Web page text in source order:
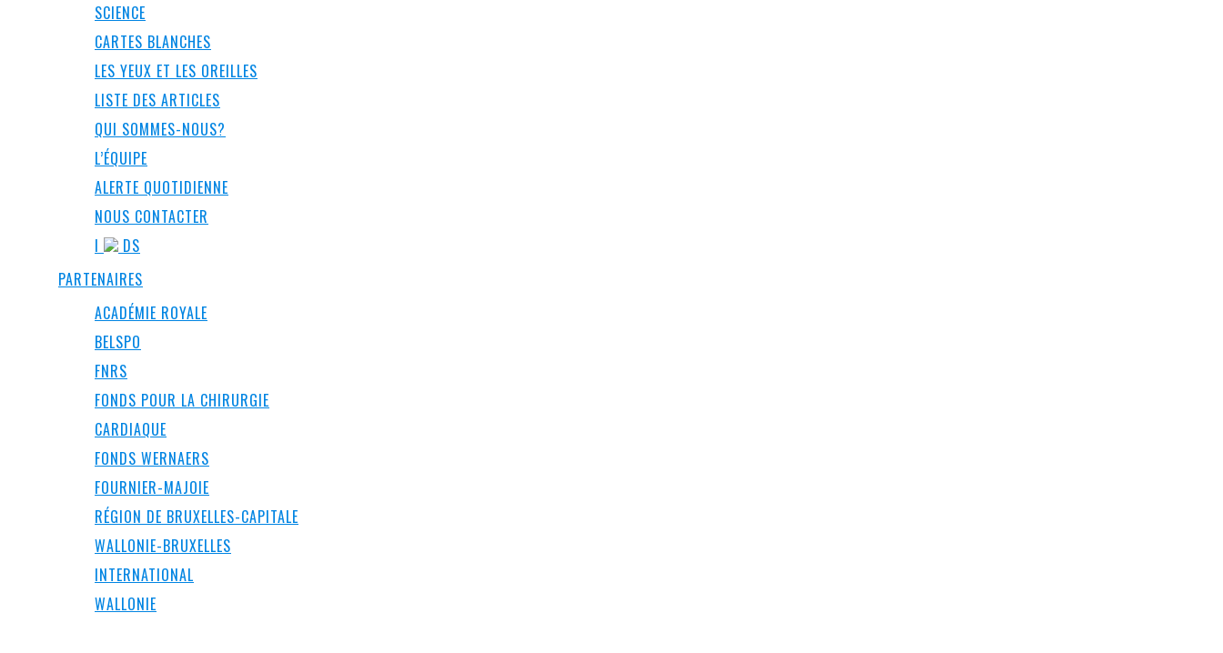
SCIENCE
CARTES BLANCHES
LES YEUX ET LES OREILLES
LISTE DES ARTICLES
QUI SOMMES-NOUS?
L’ÉQUIPE
ALERTE QUOTIDIENNE
NOUS CONTACTER
I
DS
PARTENAIRES
ACADÉMIE ROYALE
BELSPO
FNRS
FONDS POUR LA CHIRURGIE
CARDIAQUE
FONDS WERNAERS
FOURNIER-MAJOIE
RÉGION DE BRUXELLES-CAPITALE
WALLONIE-BRUXELLES
INTERNATIONAL
WALLONIE